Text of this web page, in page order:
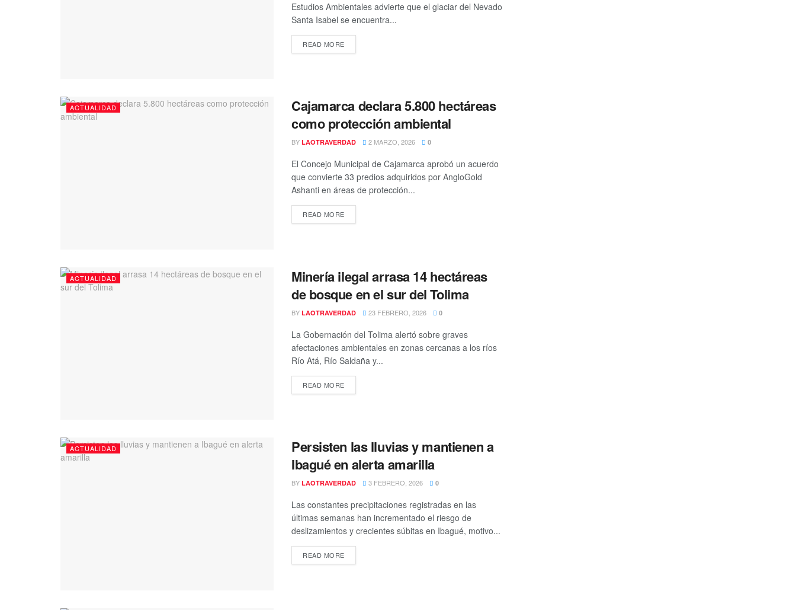
Estudios Ambientales advierte que el glaciar del Nevado
Santa Isabel se encuentra...
READ MORE
ACTUALIDAD
Cajamarca declara 5.800 hectáreas
como protección ambiental
BY LAOTRAVERDAD 2 MARZO, 2026 0
El Concejo Municipal de Cajamarca aprobó un acuerdo
que convierte 33 predios adquiridos por AngloGold
Ashanti en áreas de protección...
READ MORE
ACTUALIDAD
Minería ilegal arrasa 14 hectáreas
de bosque en el sur del Tolima
BY LAOTRAVERDAD 23 FEBRERO, 2026 0
La Gobernación del Tolima alertó sobre graves
afectaciones ambientales en zonas cercanas a los ríos
Río Atá, Río Saldaña y...
READ MORE
ACTUALIDAD
Persisten las lluvias y mantienen a
Ibagué en alerta amarilla
BY LAOTRAVERDAD 3 FEBRERO, 2026 0
Las constantes precipitaciones registradas en las
últimas semanas han incrementado el riesgo de
deslizamientos y crecientes súbitas en Ibagué, motivo...
READ MORE